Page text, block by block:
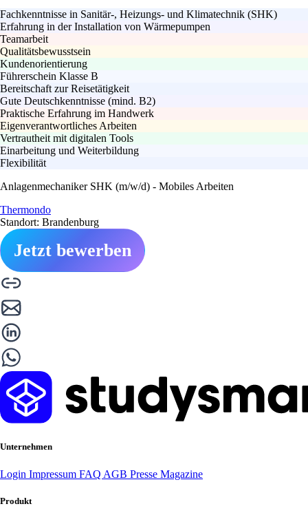
Fachkenntnisse in Sanitär-, Heizungs- und Klimatechnik (SHK)
Erfahrung in der Installation von Wärmepumpen
Teamarbeit
Qualitätsbewusstsein
Kundenorientierung
Führerschein Klasse B
Bereitschaft zur Reisetätigkeit
Gute Deutschkenntnisse (mind. B2)
Praktische Erfahrung im Handwerk
Eigenverantwortliches Arbeiten
Vertrautheit mit digitalen Tools
Einarbeitung und Weiterbildung
Flexibilität
Anlagenmechaniker SHK (m/w/d) - Mobiles Arbeiten
Thermondo
Standort: Brandenburg
Jetzt bewerben
Unternehmen
Login Impressum FAQ AGB Presse Magazine
Produkt